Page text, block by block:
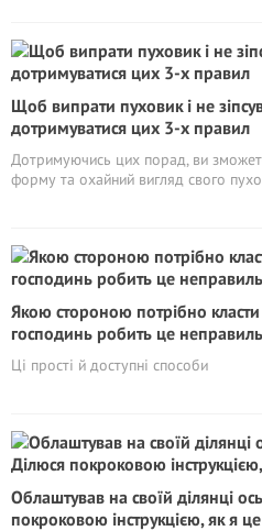
Щоб випрати пуховик і не
дотримуватися цих 3-х правил
Дотримуючись цих порад, ви
форму та охайний вигляд свого
Якою стороною потрібно
господинь робить це
Ці прості й доступні способи
Облаштував на своїй ділянці
покроковою інструкцією, як я